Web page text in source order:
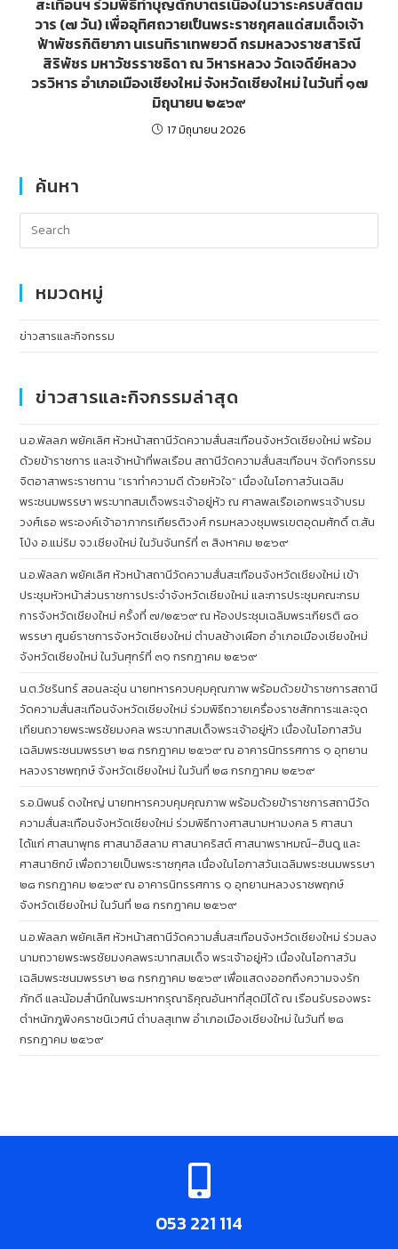
วาร (๗ วัน) เพื่ออุทิศถวายเป็นพระราชกุศลแด่สมเด็จเจ้า
ฟ้าพัชรกิติยาภา นเรนทิราเทพยวดี กรมหลวงราชสาริณี
สิริพัชร มหาวัชรราชธิดา ณ วิหารหลวง วัดเจดีย์หลวง
วรวิหาร อำเภอเมืองเชียงใหม่ จังหวัดเชียงใหม่ ในวันที่ ๑๗
มิถุนายน ๒๕๖๙
17 มิถุนายน 2026
ค้นหา
หมวดหมู่
ข่าวสารและกิจกรรม
ข่าวสารและกิจกรรมล่าสุด
น.อ.พัลลภ พยัคเลิศ หัวหน้าสถานีวัดความสั่นสะเทือนจังหวัดเชียงใหม่ พร้อม
ด้วยข้าราชการ และเจ้าหน้าที่พลเรือน สถานีวัดความสั่นสะเทือนฯ จัดกิจกรรม
จิตอาสาพระราชทาน “เราทำความดี ด้วยหัวใจ” เนื่องในโอกาสวันเฉลิม
พระชนมพรรษา พระบาทสมเด็จพระเจ้าอยู่หัว ณ ศาลพลเรือเอกพระเจ้าบรม
วงศ์เธอ พระองค์เจ้าอาภากรเกียรติวงศ์ กรมหลวงชุมพรเขตอุดมศักดิ์ ต.สัน
โป่ง อ.แม่ริม จว.เชียงใหม่ ในวันจันทร์ที่ ๓ สิงหาคม ๒๕๖๙
น.อ.พัลลภ พยัคเลิศ หัวหน้าสถานีวัดความสั่นสะเทือนจังหวัดเชียงใหม่ เข้า
ประชุมหัวหน้าส่วนราชการประจำจังหวัดเชียงใหม่ และการประชุมคณะกรม
การจังหวัดเชียงใหม่ ครั้งที่ ๗/๒๕๖๙ ณ ห้องประชุมเฉลิมพระเกียรติ ๘๐
พรรษา ศูนย์ราชการจังหวัดเชียงใหม่ ตำบลช้างเผือก อำเภอเมืองเชียงใหม่
จังหวัดเชียงใหม่ ในวันศุกร์ที่ ๓๑ กรกฎาคม ๒๕๖๙
น.ต.วัชรินทร์ สอนละอุ่น นายทหารควบคุมคุณภาพ พร้อมด้วยข้าราชการสถานี
วัดความสั่นสะเทือนจังหวัดเชียงใหม่ ร่วมพิธีถวายเครื่องราชสักการะและจุด
เทียนถวายพระพรชัยมงคล พระบาทสมเด็จพระเจ้าอยู่หัว เนื่องในโอกาสวัน
เฉลิมพระชนมพรรษา ๒๘ กรกฎาคม ๒๕๖๙ ณ อาคารนิทรรศการ ๑ อุทยาน
หลวงราชพฤกษ์ จังหวัดเชียงใหม่ ในวันที่ ๒๘ กรกฎาคม ๒๕๖๙
ร.อ.นิพนธ์ ดงใหญ่ นายทหารควบคุมคุณภาพ พร้อมด้วยข้าราชการสถานีวัด
ความสั่นสะเทือนจังหวัดเชียงใหม่ ร่วมพิธีทางศาสนามหามงคล 5 ศาสนา
ได้แก่ ศาสนาพุทธ ศาสนาอิสลาม ศาสนาคริสต์ ศาสนาพราหมณ์–ฮินดู และ
ศาสนาซิกข์ เพื่อถวายเป็นพระราชกุศล เนื่องในโอกาสวันเฉลิมพระชนมพรรษา
๒๘ กรกฎาคม ๒๕๖๙ ณ อาคารนิทรรศการ ๑ อุทยานหลวงราชพฤกษ์
จังหวัดเชียงใหม่ ในวันที่ ๒๘ กรกฎาคม ๒๕๖๙
น.อ.พัลลภ พยัคเลิศ หัวหน้าสถานีวัดความสั่นสะเทือนจังหวัดเชียงใหม่ ร่วมลง
นามถวายพระพรชัยมงคลพระบาทสมเด็จ พระเจ้าอยู่หัว เนื่องในโอกาสวัน
เฉลิมพระชนมพรรษา ๒๘ กรกฎาคม ๒๕๖๙ เพื่อแสดงออกถึงความจงรัก
ภักดี และน้อมสำนึกในพระมหากรุณาธิคุณอันหาที่สุดมิได้ ณ เรือนรับรองพระ
ตำหนักภูพิงคราชนิเวศน์ ตำบลสุเทพ อำเภอเมืองเชียงใหม่ ในวันที่ ๒๘
กรกฎาคม ๒๕๖๙
053 221 114